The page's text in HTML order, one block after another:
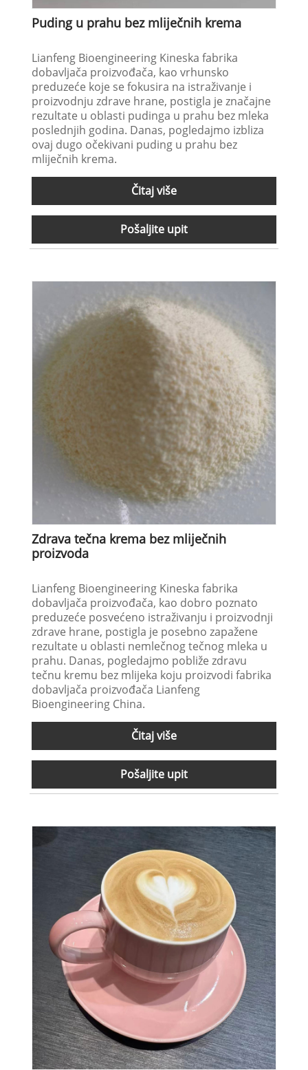
Puding u prahu bez mliječnih krema
Lianfeng Bioengineering Kineska fabrika
dobavljača proizvođača, kao vrhunsko
preduzeće koje se fokusira na istraživanje i
proizvodnju zdrave hrane, postigla je značajne
rezultate u oblasti pudinga u prahu bez mleka
poslednjih godina. Danas, pogledajmo izbliza
ovaj dugo očekivani puding u prahu bez
mliječnih krema.
Čitaj više
Pošaljite upit
Zdrava tečna krema bez mliječnih
proizvoda
Lianfeng Bioengineering Kineska fabrika
dobavljača proizvođača, kao dobro poznato
preduzeće posvećeno istraživanju i proizvodnji
zdrave hrane, postigla je posebno zapažene
rezultate u oblasti nemlečnog tečnog mleka u
prahu. Danas, pogledajmo pobliže zdravu
tečnu kremu bez mlijeka koju proizvodi fabrika
dobavljača proizvođača Lianfeng
Bioengineering China.
Čitaj više
Pošaljite upit